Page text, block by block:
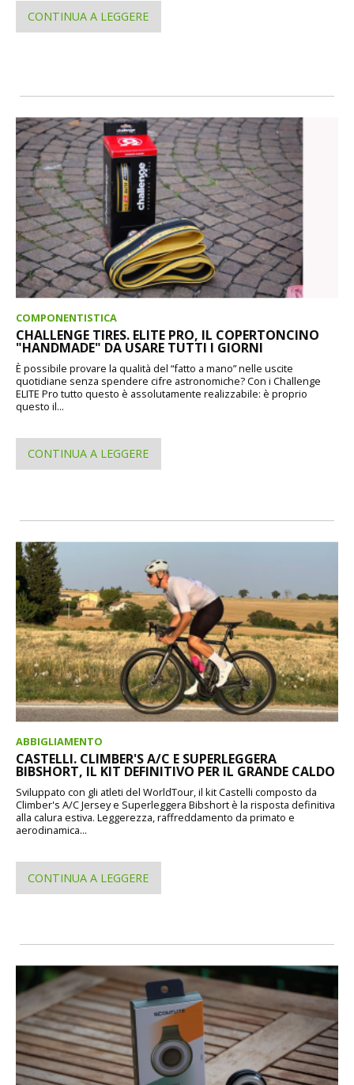
CONTINUA A LEGGERE
COMPONENTISTICA
CHALLENGE TIRES. ELITE PRO, IL COPERTONCINO
"HANDMADE" DA USARE TUTTI I GIORNI
È possibile provare la qualità del “fatto a mano” nelle uscite
quotidiane senza spendere cifre astronomiche? Con i Challenge
ELITE Pro tutto questo è assolutamente realizzabile: è proprio
questo il...
CONTINUA A LEGGERE
ABBIGLIAMENTO
CASTELLI. CLIMBER'S A/C E SUPERLEGGERA
BIBSHORT, IL KIT DEFINITIVO PER IL GRANDE CALDO
Sviluppato con gli atleti del WorldTour, il kit Castelli composto da
Climber's A/C Jersey e Superleggera Bibshort è la risposta definitiva
alla calura estiva. Leggerezza, raffreddamento da primato e
aerodinamica...
CONTINUA A LEGGERE